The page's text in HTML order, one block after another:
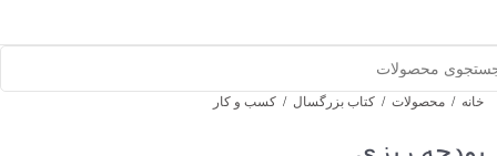
خانه / محصولات / کتاب بزرگسال / کسب و کار